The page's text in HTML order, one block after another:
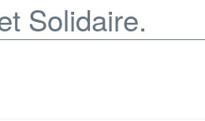
Solidaire.